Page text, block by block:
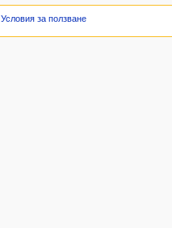
Условия за ползване